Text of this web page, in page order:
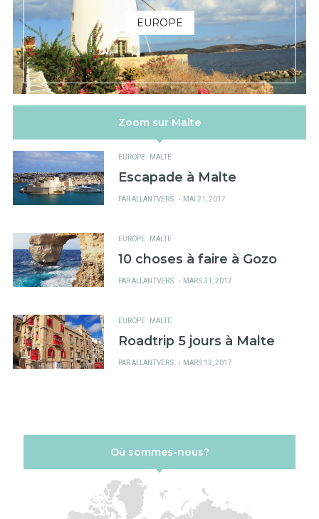
EUROPE
Zoom sur Malte
EUROPE MALTE
Escapade à Malte
PARALLANTVERS
PUBLIÉ
MAI 21, 2017
EUROPE MALTE
10 choses à faire à Gozo
PARALLANTVERS
PUBLIÉ
MARS 31, 2017
EUROPE MALTE
Roadtrip 5 jours à Malte
PARALLANTVERS
PUBLIÉ
MARS 12, 2017
Où sommes-nous?